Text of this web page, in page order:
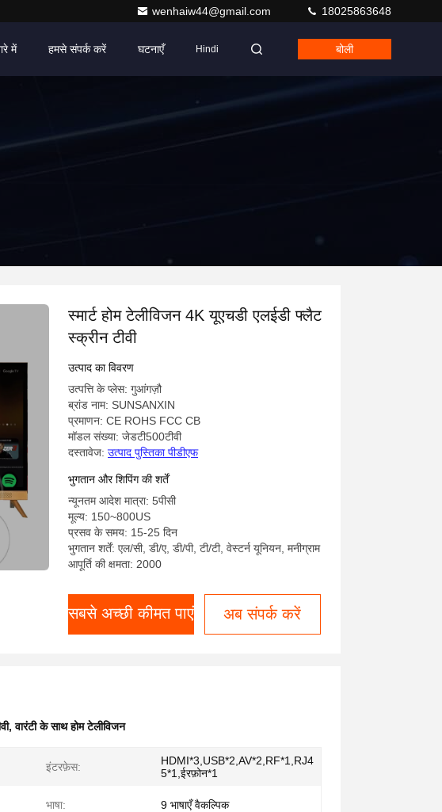
wenhaiw44@gmail.com 18025863648
में हमसे संपर्क करें घटनाएँ Hindi बोली
स्मार्ट होम टेलीविजन 4K यूएचडी एलईडी फ्लैट
स्क्रीन टीवी
उत्पाद का विवरण
उत्पत्ति के प्लेस: गुआंगज़ौ
ब्रांड नाम: SUNSANXIN
प्रमाणन: CE ROHS FCC CB
मॉडल संख्या: जेडटी500टीवी
दस्तावेज: उत्पाद पुस्तिका पीडीएफ
भुगतान और शिपिंग की शर्तें
न्यूनतम आदेश मात्रा: 5पीसी
मूल्य: 150~800US
प्रसव के समय: 15-25 दिन
भुगतान शर्तें: एल/सी, डी/ए, डी/पी, टी/टी, वेस्टर्न यूनियन, मनीग्राम
आपूर्ति की क्षमता: 2000
सबसे अच्छी कीमत पाएं अब संपर्क करें
,वारंटी के साथ होम टेलीविजन
इंटरफ़ेस:
HDMI*3,USB*2,AV*2,RF*1,RJ4
5*1,ईरफ़ोन*1
भाषा: 9 भाषाएँ वैकल्पिक